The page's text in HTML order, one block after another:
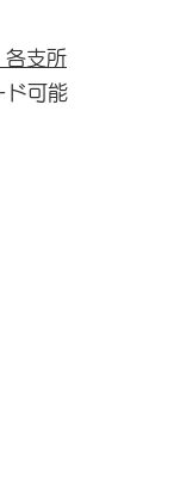
各支所
可能